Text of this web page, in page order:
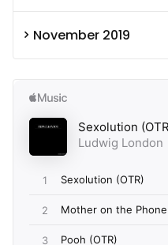
November 2019